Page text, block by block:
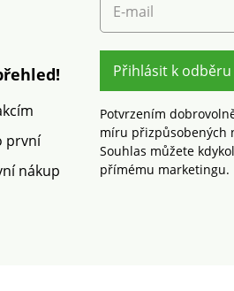
první
nákup
E-mail
Přihlásit k
Potvrzením
míru přizpůsobených
Souhlas můžete
přímému marketingu.